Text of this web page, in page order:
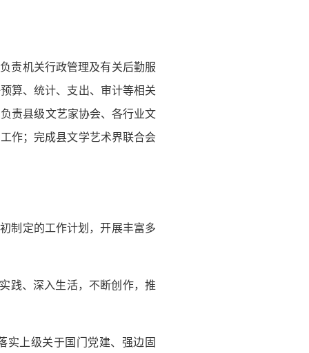
责机关行政管理及有关后勤服
算、统计、支出、审计等相关
责县级文艺家协会、各行业文
作；完成县文学艺术界联合会
制定的工作计划，开展丰富多
践、深入生活，不断创作，推
实上级关于国门党建、强边固